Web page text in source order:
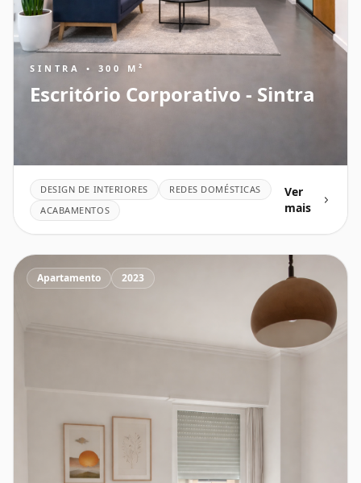
SINTRA • 300 M²
Escritório Corporativo - Sintra
DESIGN DE INTERIORES
REDES DOMÉSTICAS
ACABAMENTOS
Ver
mais
Apartamento 2023